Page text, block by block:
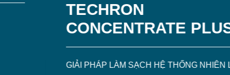
TECHRON
CONCENTRATE PLUS
GIẢI PHÁP LÀM SẠCH HỆ THỐNG NHIÊN LIỆU